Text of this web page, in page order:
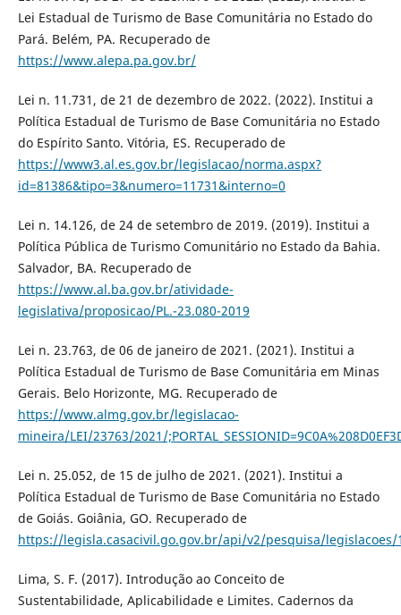
Lei Estadual de Turismo de Base Comunitária no Estado do
Pará. Belém, PA. Recuperado de
https://www.alepa.pa.gov.br/
Lei n. 11.731, de 21 de dezembro de 2022. (2022). Institui a
Política Estadual de Turismo de Base Comunitária no Estado
do Espírito Santo. Vitória, ES. Recuperado de
https://www3.al.es.gov.br/legislacao/norma.aspx?
id=81386&tipo=3&numero=11731&interno=0
Lei n. 14.126, de 24 de setembro de 2019. (2019). Institui a
Política Pública de Turismo Comunitário no Estado da Bahia.
Salvador, BA. Recuperado de
https://www.al.ba.gov.br/atividade-
legislativa/proposicao/PL.-23.080-2019
Lei n. 23.763, de 06 de janeiro de 2021. (2021). Institui a
Política Estadual de Turismo de Base Comunitária em Minas
Gerais. Belo Horizonte, MG. Recuperado de
https://www.almg.gov.br/legislacao-
mineira/LEI/23763/2021/
Lei n. 25.052, de 15 de julho de 2021. (2021). Institui a
Política Estadual de Turismo de Base Comunitária no Estado
de Goiás. Goiânia, GO. Recuperado de
https://legisla.casacivil.go.gov.br/api/v2/pesquisa/legislacoes/
Lima, S. F. (2017). Introdução ao Conceito de
Sustentabilidade, Aplicabilidade e Limites. Cadernos da